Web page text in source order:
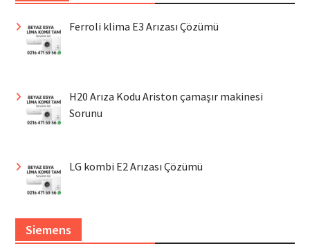
Ferroli klima E3 Arızası Çözümü
H20 Arıza Kodu Ariston çamaşır makinesi
Sorunu
LG kombi E2 Arızası Çözümü
Siemens